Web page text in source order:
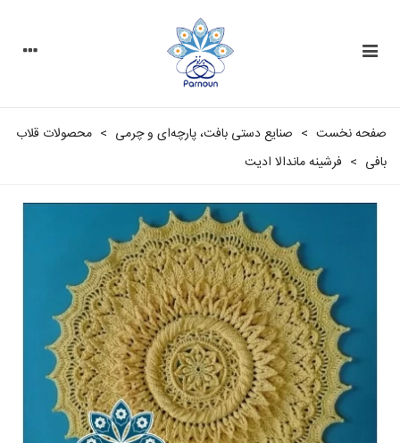
صفحه نخست > صنایع دستی بافت، پارچه‌ای و چرمی > محصولات قلاب
بافی > فرشینه‌ ماندالا ادیت